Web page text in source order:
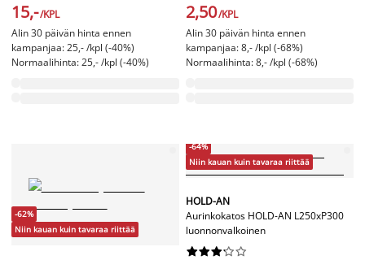
15,-/KPL
Alin 30 päivän hinta ennen
kampanjaa: 25,- /kpl (-40%)
Normaalihinta: 25,- /kpl (-40%)
2,50/KPL
Alin 30 päivän hinta ennen
kampanjaa: 8,- /kpl (-68%)
Normaalihinta: 8,- /kpl (-68%)
-62%
Niin kauan kuin tavaraa riittää
-64%
Niin kauan kuin tavaraa riittää
HOLD-AN
Aurinkokatos HOLD-AN L250xP300
luonnonvalkoinen





